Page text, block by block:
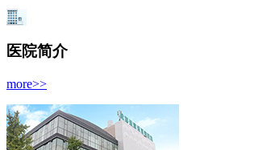
医院简介
more>>